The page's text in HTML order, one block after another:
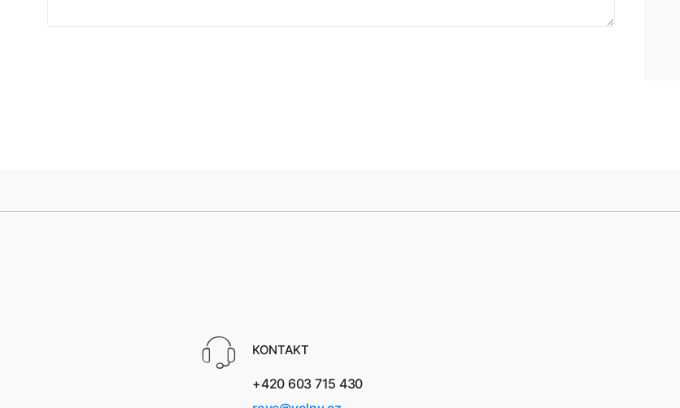
KONTAKT
+420 603 715 430